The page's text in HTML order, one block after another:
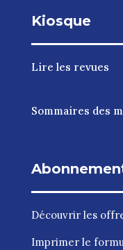
Kiosque
Lire les revues
Sommaires des
Découvrir les
Imprimer le